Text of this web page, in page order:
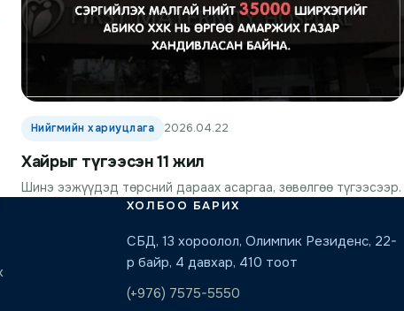
Нийгмийн хариуцлага 2026.04.22
Хайрыг түгээсэн 11 жил
Шинэ ээжүүдэд төрсний дараах асаргаа, зөвөлгөө түгээсээр.
ХОЛБОО БАРИХ
СБД, 13 хороолол, Олимпик Резиденс, 22-
р байр, 4 давхар, 410 тоот
(+976) 7575-5550